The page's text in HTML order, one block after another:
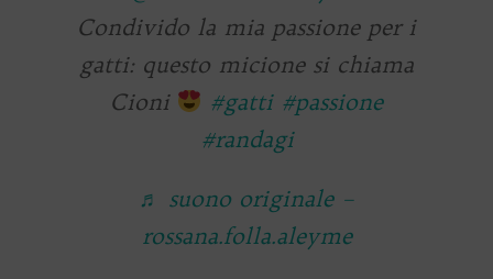
Condivido la mia passione per i
gatti: questo micione si chiama
Cioni
#gatti #passione
#randagi
♬ suono originale –
rossana.folla.aleyme